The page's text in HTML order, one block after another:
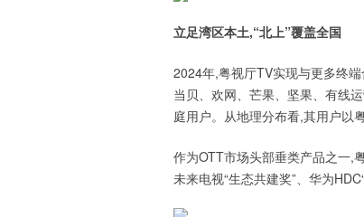
立足湾区本土,“北上”覆盖全国
2024年,粤视厅TV实现与更多终
当贝、欢网、芒果、坚果、有线
庭用户。从地理分布看,其用户以
作为OTT市场头部垂类产品之一,
未来电视“生态共建奖”、华为